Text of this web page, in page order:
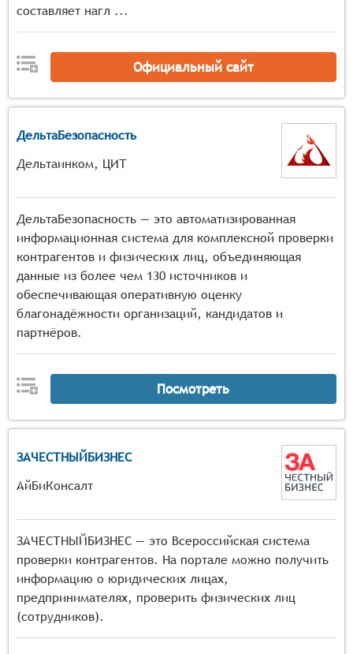
составляет нагл ...
Официальный сайт
ДельтаБезопасность
Дельтаинком, ЦИТ
ДельтаБезопасность — это автоматизированная
информационная система для комплексной проверки
контрагентов и физических лиц, объединяющая
данные из более чем 130 источников и
обеспечивающая оперативную оценку
благонадёжности организаций, кандидатов и
партнёров.
Посмотреть
ЗАЧЕСТНЫЙБИЗНЕС
АйБиКонсалт
ЗАЧЕСТНЫЙБИЗНЕС — это Всероссийская система
проверки контрагентов. На портале можно получить
информацию о юридических лицах,
предпринимателях, проверить физических лиц
(сотрудников).